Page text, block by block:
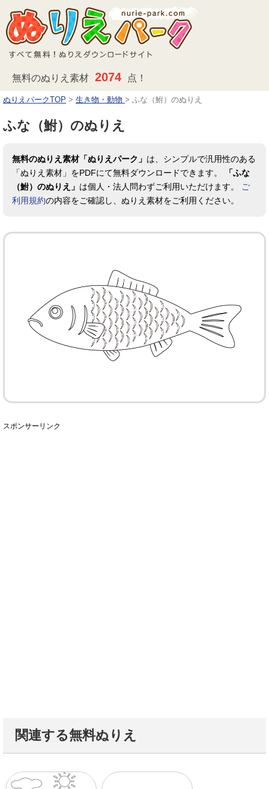
無料のぬりえ素材 2074 点！
ぬりえパークTOP > 生き物・動物 > ふな（鮒）のぬりえ
ふな（鮒）のぬりえ
無料のぬりえ素材「ぬりえパーク」 は、シンプルで汎用性のある
「ぬりえ素材」をPDFにて無料ダウンロードできます。
「ふな
（鮒）のぬりえ」 は個人・法人問わずご利用いただけます。
ご
利用規約の内容をご確認し、ぬりえ素材をご利用ください。
スポンサーリンク
関連する無料ぬりえ